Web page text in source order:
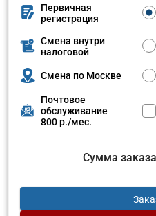
Первичная
регистрация
Смена внутри
налоговой
Смена по Москве
Почтовое
обслуживание
800 р./мес.
Сумма заказа